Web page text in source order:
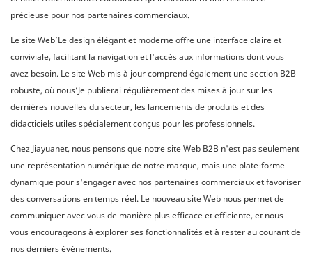
précieuse pour nos partenaires commerciaux.
Le site Web’Le design élégant et moderne offre une interface claire et
conviviale, facilitant la navigation et l'accès aux informations dont vous
avez besoin. Le site Web mis à jour comprend également une section B2B
robuste, où nous’Je publierai régulièrement des mises à jour sur les
dernières nouvelles du secteur, les lancements de produits et des
didacticiels utiles spécialement conçus pour les professionnels.
Chez Jiayuanet, nous pensons que notre site Web B2B n'est pas seulement
une représentation numérique de notre marque, mais une plate-forme
dynamique pour s'engager avec nos partenaires commerciaux et favoriser
des conversations en temps réel. Le nouveau site Web nous permet de
communiquer avec vous de manière plus efficace et efficiente, et nous
vous encourageons à explorer ses fonctionnalités et à rester au courant de
nos derniers événements.